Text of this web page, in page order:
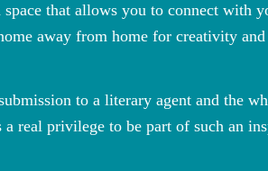
that allows you to connect with
away from home for creativity
to a literary agent and the
real privilege to be part of such an